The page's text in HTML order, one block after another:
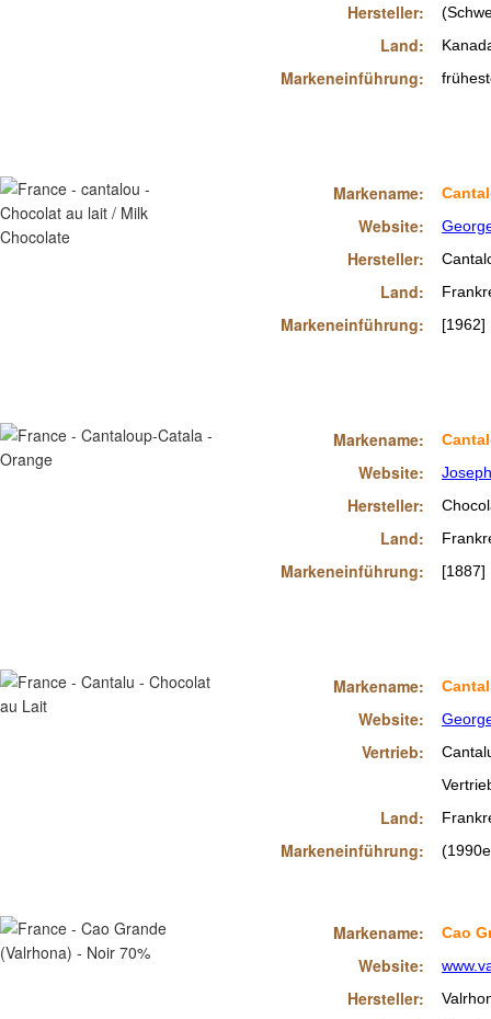
Hersteller:
Land:
Markeneinführung:
Markename:
Website:
Hersteller:
Land:
Markeneinführung:
[1962]
Markename:
Website:
Hersteller:
Land:
Markeneinführung:
[1887]
Markename:
Website:
Vertrieb:
Land:
Markeneinführung:
Markename:
Website:
Hersteller:
Cao